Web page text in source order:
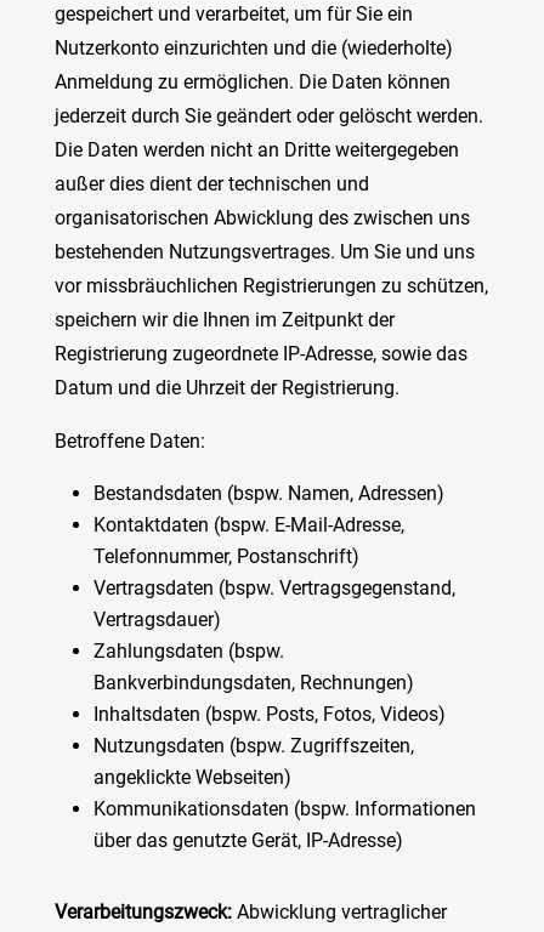
gespeichert und verarbeitet, um für Sie ein
Nutzerkonto einzurichten und die (wiederholte)
Anmeldung zu ermöglichen. Die Daten können
jederzeit durch Sie geändert oder gelöscht werden.
Die Daten werden nicht an Dritte weitergegeben
außer dies dient der technischen und
organisatorischen Abwicklung des zwischen uns
bestehenden Nutzungsvertrages. Um Sie und uns
vor missbräuchlichen Registrierungen zu schützen,
speichern wir die Ihnen im Zeitpunkt der
Registrierung zugeordnete IP-Adresse, sowie das
Datum und die Uhrzeit der Registrierung.
Betroffene Daten:
Bestandsdaten (bspw. Namen, Adressen)
Kontaktdaten (bspw. E-Mail-Adresse,
Telefonnummer, Postanschrift)
Vertragsdaten (bspw. Vertragsgegenstand,
Vertragsdauer)
Zahlungsdaten (bspw.
Bankverbindungsdaten, Rechnungen)
Inhaltsdaten (bspw. Posts, Fotos, Videos)
Nutzungsdaten (bspw. Zugriffszeiten,
angeklickte Webseiten)
Kommunikationsdaten (bspw. Informationen
über das genutzte Gerät, IP-Adresse)
Verarbeitungszweck:Abwicklung vertraglicher